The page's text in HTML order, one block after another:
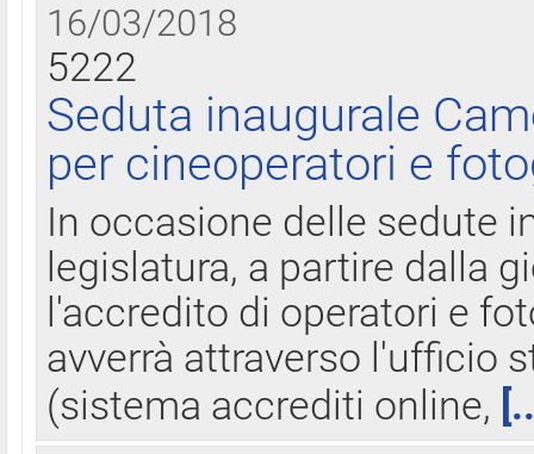
16/03/2018
5222
Seduta inaugurale
per cineoperatori e
In occasione delle sedute
legislatura, a partire dalla
l'accredito di operatori e
avverrà attraverso l'ufficio
(sistema accrediti online,